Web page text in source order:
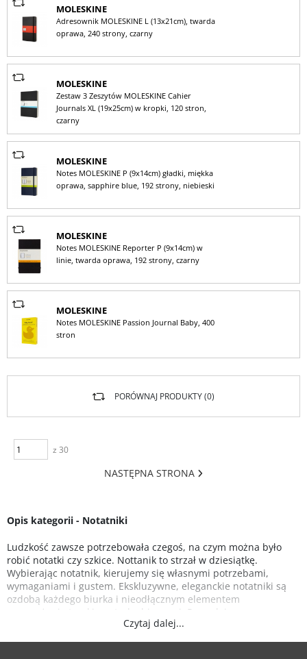
MOLESKINE
Adresownik MOLESKINE L (13x21cm), twarda
oprawa, 240 strony, czarny
MOLESKINE
Zestaw 3 Zeszytów MOLESKINE Cahier
Journals XL (19x25cm) w kropki, 120 stron,
czarny
MOLESKINE
Notes MOLESKINE P (9x14cm) gładki, miękka
oprawa, sapphire blue, 192 strony, niebieski
MOLESKINE
Notes MOLESKINE Reporter P (9x14cm) w
linie, twarda oprawa, 192 strony, czarny
MOLESKINE
Notes MOLESKINE Passion Journal Baby, 400
stron
z 30
PORÓWNAJ PRODUKTY (0)
NASTĘPNA STRONA
Opis kategorii - Notatniki
Ludzkość zawsze potrzebowała czegoś, na czym można było
robić notatki czy szkice. Nottanik to strzał w dziesiątkę.
Wybierając notatnik, kierujemy się własnymi potrzebami,
wymaganiami i gustem. Ekskluzywne, eleganckie notatniki są
ozdobą każdego biurka i nieodłącznym elementem
wyposażenia teczki czy torby biurowej. Pozwalają na
gromadzenie wszystkich notatek w jednym miejscu, bez ryzyka
Czytaj dalej...